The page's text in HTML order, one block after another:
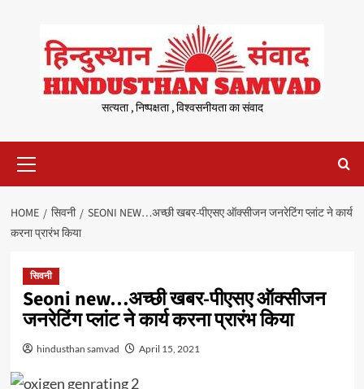
content
सत्यता , निष्पक्षता , विश्वसनीयता का संवाद
Menu
HOME सिवनी
SEONI NEW…अच्छी खबर-पीएसए ऑक्सीजन जनरेटिंग प्लांट ने कार्य
करना प्रारंभ किया
सिवनी
Seoni new…अच्छी खबर-पीएसए ऑक्सीजन
जनरेटिंग प्लांट ने कार्य करना प्रारंभ किया
hindusthan samvad April 15, 2021